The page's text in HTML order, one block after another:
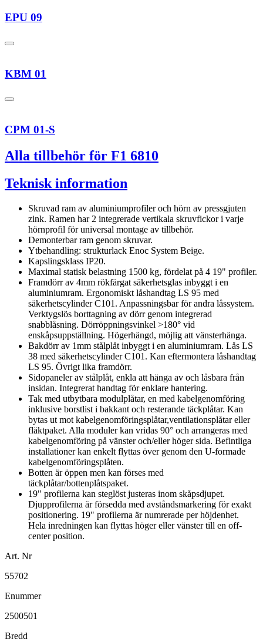
EPU 09
KBM 01
CPM 01-S
Alla tillbehör för F1 6810
Teknisk information
Skruvad ram av aluminiumprofiler och hörn av pressgjuten
zink. Ramen har 2 integrerade vertikala skruvfickor i varje
hörnprofil för universal montage av tillbehör.
Demonterbar ram genom skruvar.
Ytbehandling: strukturlack Enoc System Beige.
Kapslingsklass IP20.
Maximal statisk belastning 1500 kg, fördelat på 4 19" profiler.
Framdörr av 4mm rökfärgat säkerhetsglas inbyggt i en
aluminiumram. Ergonomiskt låshandtag LS 95 med
säkerhetscylinder C101. Anpassningsbar för andra låssystem.
Verktygslös borttagning av dörr genom integrerad
snabblåsning. Dörröppningsvinkel >180° vid
enskåpsuppställning. Högerhängd, möjlig att vänsterhänga.
Bakdörr av 1mm stålplåt inbyggt i en aluminiumram. Lås LS
38 med säkerhetscylinder C101. Kan eftermontera låshandtag
LS 95. Övrigt lika framdörr.
Sidopaneler av stålplåt, enkla att hänga av och låsbara från
insidan. Integrerat handtag för enklare hantering.
Tak med utbytbara modulplåtar, en med kabelgenomföring
inklusive borstlist i bakkant och resterande täckplåtar. Kan
bytas ut mot kabelgenomföringsplåtar,ventilationsplåtar eller
fläktpaket. Alla moduler kan vridas 90° och arrangeras med
kabelgenomföring på vänster och/eller höger sida. Befintliga
installationer kan enkelt flyttas över genom den U-formade
kabelgenomföringsplåten.
Botten är öppen men kan förses med
täckplåtar/bottenplåtspaket.
19" profilerna kan steglöst justeras inom skåpsdjupet.
Djupprofilerna är försedda med avståndsmarkering för exakt
positionering. 19" profilerna är numrerade per höjdenhet.
Hela inredningen kan flyttas höger eller vänster till en off-
center position.
Art. Nr
55702
Enummer
2500501
Bredd